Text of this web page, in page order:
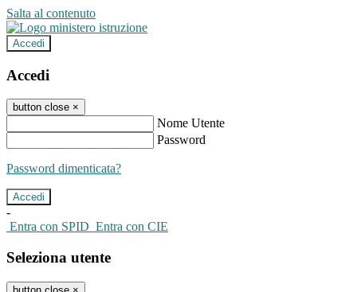
Salta al contenuto
Accedi
Accedi
button close ×
Nome Utente
Password
Password dimenticata?
-
Entra con SPID Entra con CIE
Seleziona utente